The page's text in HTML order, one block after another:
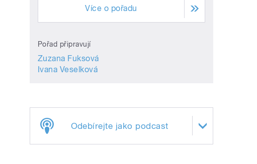
Více o pořadu
Pořad připravují
Zuzana Fuksová
Ivana Veselková
Odebírejte jako podcast